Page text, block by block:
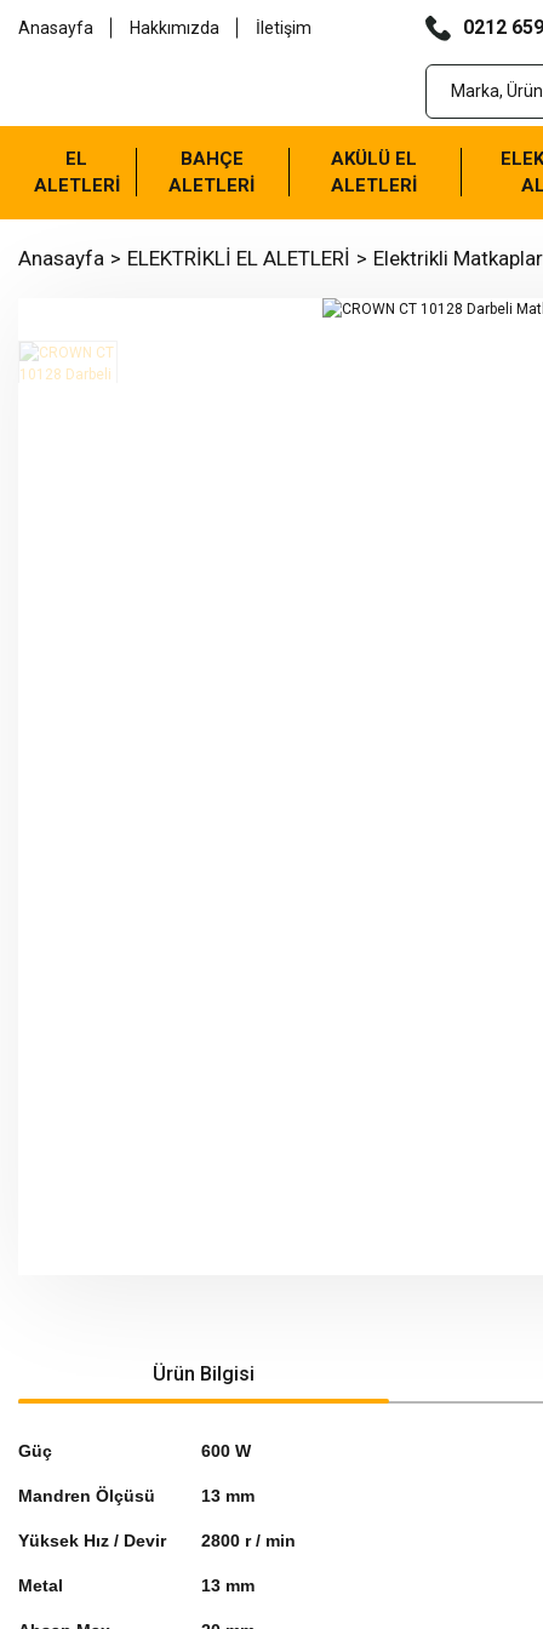
Anasayfa Hakkımızda İletişim 0212
EL
ALETLERİ
BAHÇE
ALETLERİ
AKÜLÜ EL
ALETLERİ
Anasayfa ELEKTRİKLİ EL ALETLERİ Elektrikli Matkaplar
Ürün Bilgisi
Güç 600 W
Mandren Ölçüsü 13 mm
Yüksek Hız / Devir 2800 r / min
Metal 13 mm